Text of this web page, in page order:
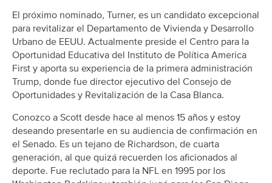
El próximo nominado, Turner, es un candidato excepcional
para revitalizar el Departamento de Vivienda y Desarrollo
Urbano de EEUU. Actualmente preside el Centro para la
Oportunidad Educativa del Instituto de Política America
First y aporta su experiencia de la primera administración
Trump, donde fue director ejecutivo del Consejo de
Oportunidades y Revitalización de la Casa Blanca.
Conozco a Scott desde hace al menos 15 años y estoy
deseando presentarle en su audiencia de confirmación en
el Senado. Es un tejano de Richardson, de cuarta
generación, al que quizá recuerden los aficionados al
deporte. Fue reclutado para la NFL en 1995 por los